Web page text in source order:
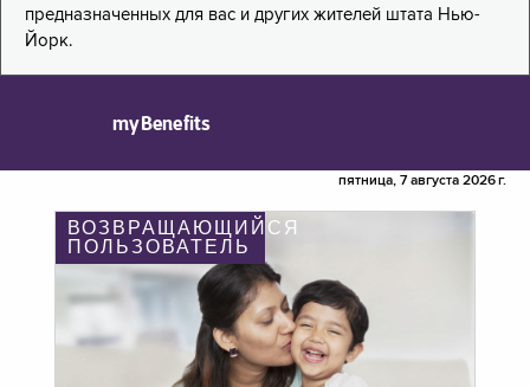
предназначенных для вас и других жителей штата Нью-
Йорк.
myBenefits
пятница, 7 августа 2026 г.
ВОЗВРАЩАЮЩИЙСЯ
ПОЛЬЗОВАТЕЛЬ